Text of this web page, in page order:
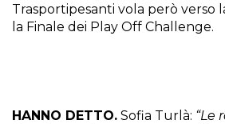
Trasportipesanti vola però verso
la Finale dei Play Off Challenge.
HANNO DETTO. Sofia Turlà: “Le